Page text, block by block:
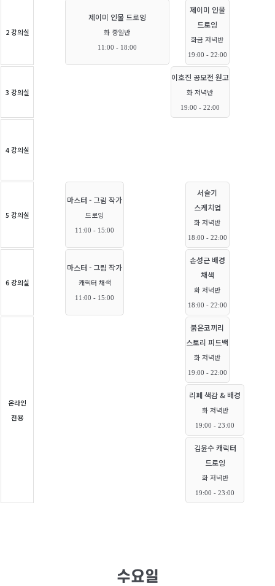
2 강의실
제이미 인물 드로잉
화 종일반
11:00 - 18:00
제이미 인물
드로잉
화금 저녁반
19:00 - 22:00
3 강의실
이호진 공모전 원고
화 저녁반
19:00 - 22:00
4 강의실
5 강의실
마스터 - 그림 작가
드로잉
11:00 - 15:00
서슬기
스케치업
화 저녁반
18:00 - 22:00
6 강의실
마스터 - 그림 작가
캐릭터 채색
11:00 - 15:00
손성근 배경
채색
화 저녁반
18:00 - 22:00
온라인
전용
붉은코끼리
스토리 피드백
화 저녁반
19:00 - 22:00
리페 색감 & 배경
화 저녁반
19:00 - 23:00
김윤수 캐릭터
드로잉
화 저녁반
19:00 - 23:00
수요일